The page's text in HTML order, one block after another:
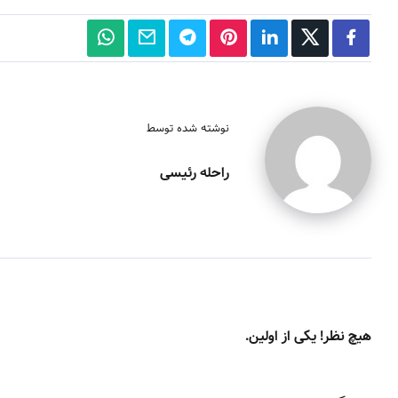
نوشته شده توسط
راحله رئیسی
هیچ نظر! یکی از اولین.